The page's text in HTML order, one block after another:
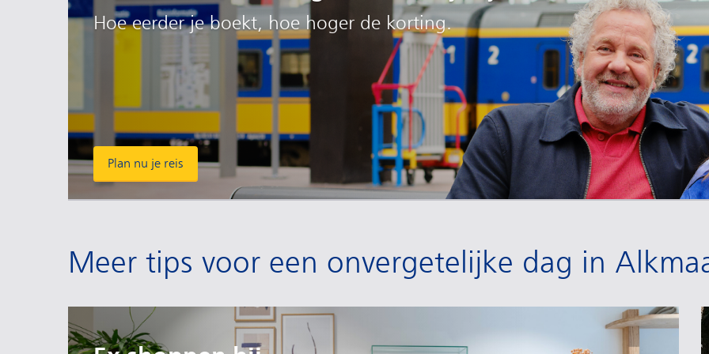
Hoe eerder je boekt, hoe hoger de korting.
Plan nu je reis
Meer tips voor een onvergetelijke dag in